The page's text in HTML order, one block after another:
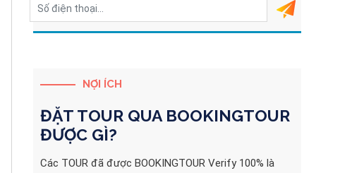
NỢI ÍCH
ĐẶT TOUR QUA BOOKINGTOUR
ĐƯỢC GÌ?
Các TOUR đã được BOOKINGTOUR Verify 100% là